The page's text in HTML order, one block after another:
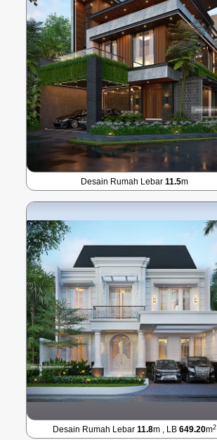
Desain Rumah Lebar11.5m
Desain Rumah Lebar11.8m , LB649.20m2